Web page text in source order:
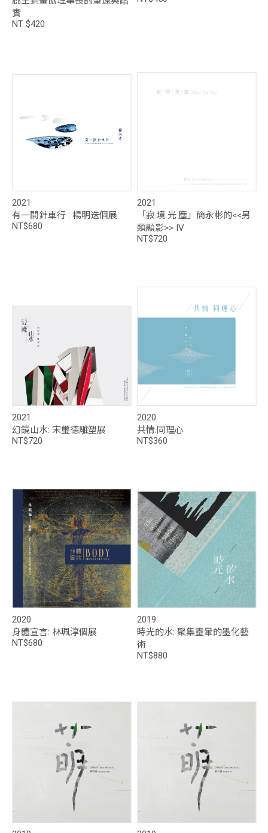
實
NT $420
2021
有一間針車行 : 楊明迭個展
NT$680
2021
「寂.境.光.塵」簡永彬的<<另
類顯影>> IV
NT$720
2021
幻鏡山水: 宋璽德雕塑展
NT$720
2020
共情.同理心
NT$360
2020
身體宣言: 林珮淳個展
NT$680
2019
時光的水: 聚集靈暈的墨化藝
術
NT$880